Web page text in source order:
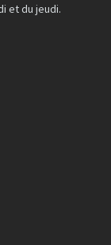
et du jeudi.